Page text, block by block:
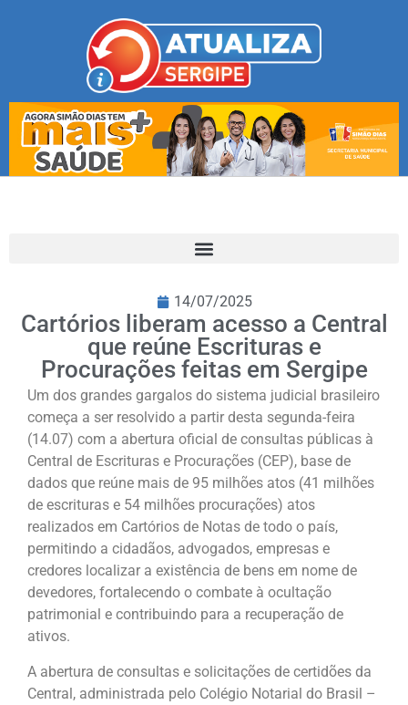
14/07/2025
Cartórios liberam acesso a Central
que reúne Escrituras e
Procurações feitas em Sergipe
Um dos grandes gargalos do sistema judicial brasileiro
começa a ser resolvido a partir desta segunda-feira
(14.07) com a abertura oficial de consultas públicas à
Central de Escrituras e Procurações (CEP), base de
dados que reúne mais de 95 milhões atos (41 milhões
de escrituras e 54 milhões procurações) atos
realizados em Cartórios de Notas de todo o país,
permitindo a cidadãos, advogados, empresas e
credores localizar a existência de bens em nome de
devedores, fortalecendo o combate à ocultação
patrimonial e contribuindo para a recuperação de
ativos.
A abertura de consultas e solicitações de certidões da
Central, administrada pelo Colégio Notarial do Brasil –